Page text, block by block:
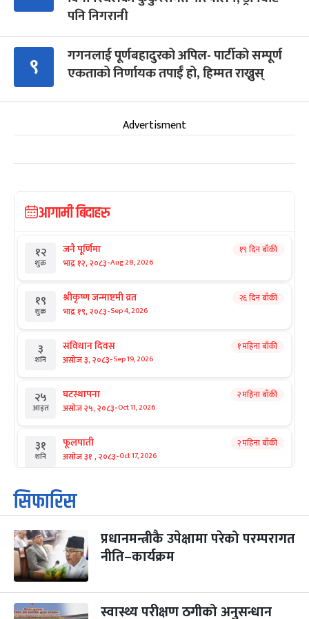
पनि निगरानी
९
गगनलाई पूर्णबहादुरको अपिल- पार्टीको सम्पूर्ण
एकताको निर्णायक तपाईँ हो, हिम्मत राख्नुस्
Advertisment
आगामी बिदाहरु
१२
शुक्र
जनै पूर्णिमा
भाद्र १२, २०८३-Aug 28, 2026
१९ दिन बाँकी
१९
शुक्र
श्रीकृष्ण जन्माष्टमी व्रत
भाद्र १९, २०८३-Sep 4, 2026
२६ दिन बाँकी
३
शनि
संविधान दिवस
असोज ३, २०८३-Sep 19, 2026
१ महिना बाँकी
२५
आइत
घटस्थापना
असोज २५, २०८३-Oct 11, 2026
२ महिना बाँकी
३१
शनि
फूलपाती
असोज ३१ , २०८३-Oct 17, 2026
२ महिना बाँकी
१
आइत
कार्तिक सङ्क्रान्ति
कार्तिक १, २०८३
३
मंगल
महानवमी
कार्तिक ३, २०८३-Oct 20, 2026
२ महिना बाँकी
४
बुध कार्तिक ४, २०८३ Oct 21, 2026
सिफारिस
प्रधानमन्त्रीकै उपेक्षामा परेको परम्परागत
नीति–कार्यक्रम
स्वास्थ्य परीक्षण ठगीको अनुसन्धान